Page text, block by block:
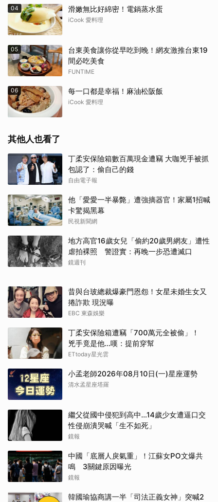
04 滑嫩無比好綿密！電鍋蒸水蛋
iCook 愛料理
05
台東美食讓你從早吃到晚！網友激推台東19
間必吃美食
FUNTIME
06 每一口都是幸福！麻油松阪飯
iCook 愛料理
其他人也看了
丁柔安保險箱數百萬現金遭竊 大咖兇手被抓
包認了：偷自己的錢
自由電子報
他「愛愛一半暴斃」遭強摘器官！家屬1招喊
卡驚揭黑幕
民視新聞網
地方高官16歲女兒「偷約20歲男網友」遭性
虐拍裸照 警證實：再晚一步恐遭滅口
鏡週刊
昔與台玻總裁爆豪門恩怨！女星未婚生女又
捲詐欺 現況曝
EBC 東森娛樂
丁柔安保險箱遭竊「700萬元全被偷」！
兇手竟是他...嘆：提前穿幫
ETtoday星光雲
小孟老師2026年08月10日(一)星座運勢
清水孟星座塔羅
繼父從國中侵犯到高中…14歲少女遭逼口交
性侵崩潰哭喊「生不如死」
鏡報
中國「底層人戾氣重」！江蘇女PO文爆共
鳴 3關鍵原因曝光
鏡報
韓國瑜協商講一半「司法正義女神」突喊2